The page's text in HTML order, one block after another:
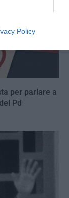
Policy
per parlare a
Pd